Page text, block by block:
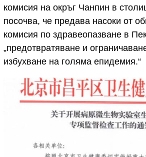
комисия на окръг Чанпин в
посочва, че предава насоки от
комисия по здравеопазване в
„предотвратяване и
избухване на голяма епидемия.“